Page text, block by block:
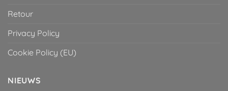
Retour
Privacy Policy
Cookie Policy (EU)
NIEUWS